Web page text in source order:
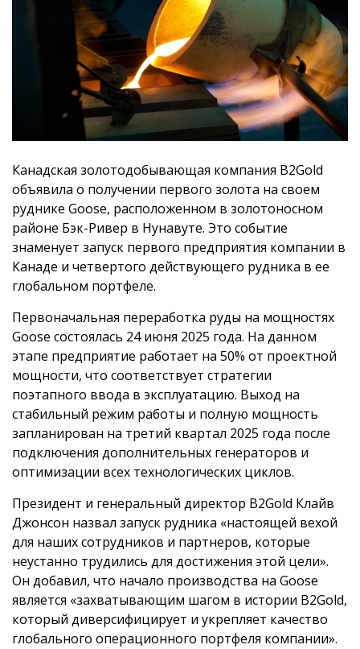
Канадская золотодобывающая компания B2Gold
объявила о получении первого золота на своем
руднике Goose, расположенном в золотоносном
районе Бэк-Ривер в Нунавуте. Это событие
знаменует запуск первого предприятия компании в
Канаде и четвертого действующего рудника в ее
глобальном портфеле.
Первоначальная переработка руды на мощностях
Goose состоялась 24 июня 2025 года. На данном
этапе предприятие работает на 50% от проектной
мощности, что соответствует стратегии
поэтапного ввода в эксплуатацию. Выход на
стабильный режим работы и полную мощность
запланирован на третий квартал 2025 года после
подключения дополнительных генераторов и
оптимизации всех технологических циклов.
Президент и генеральный директор B2Gold Клайв
Джонсон назвал запуск рудника «настоящей вехой
для наших сотрудников и партнеров, которые
неустанно трудились для достижения этой цели».
Он добавил, что начало производства на Goose
является «захватывающим шагом в истории B2Gold,
который диверсифицирует и укрепляет качество
глобального операционного портфеля компании».